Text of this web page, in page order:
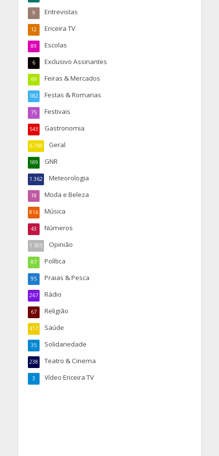
Entrevistas
9
Ericeira TV
12
Escolas
89
Exclusivo Assinantes
6
Feiras & Mercados
69
Festas & Romarias
182
Festivais
75
Gastronomia
543
Geral
6.769
GNR
189
Meteorologia
1.362
Moda e Beleza
18
Música
816
Números
43
Opinião
1.505
Política
87
Praias & Pesca
95
Rádio
267
Religião
67
Saúde
417
Solidariedade
35
Teatro & Cinema
238
Vídeo Ericeira TV
3